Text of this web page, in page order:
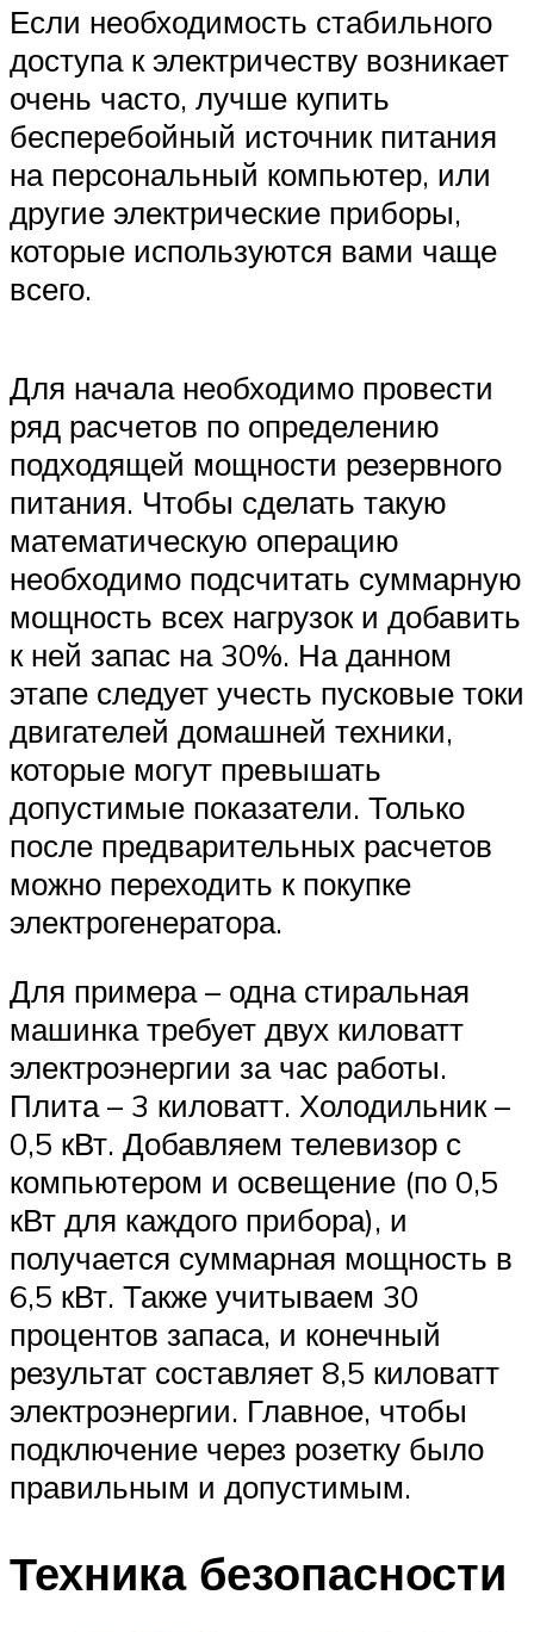
Если необходимость стабильного
доступа к электричеству возникает
очень часто, лучше купить
бесперебойный источник питания
на персональный компьютер, или
другие электрические приборы,
которые используются вами чаще
всего.
Для начала необходимо провести
ряд расчетов по определению
подходящей мощности резервного
питания. Чтобы сделать такую
математическую операцию
необходимо подсчитать суммарную
мощность всех нагрузок и добавить
к ней запас на 30%. На данном
этапе следует учесть пусковые токи
двигателей домашней техники,
которые могут превышать
допустимые показатели. Только
после предварительных расчетов
можно переходить к покупке
электрогенератора.
Для примера – одна стиральная
машинка требует двух киловатт
электроэнергии за час работы.
Плита – 3 киловатт. Холодильник –
0,5 кВт. Добавляем телевизор с
компьютером и освещение (по 0,5
кВт для каждого прибора), и
получается суммарная мощность в
6,5 кВт. Также учитываем 30
процентов запаса, и конечный
результат составляет 8,5 киловатт
электроэнергии. Главное, чтобы
подключение через розетку было
правильным и допустимым.
Техника безопасности